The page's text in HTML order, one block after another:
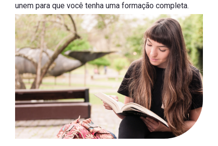
unem para que você tenha uma formação completa.